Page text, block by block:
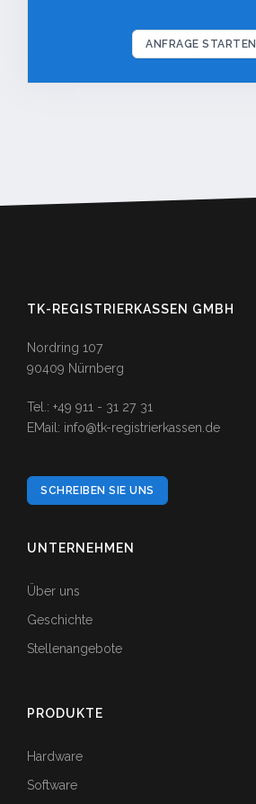
ANFRAGE STARTEN
TK-REGISTRIERKASSEN GMBH
Nordring 107
90409 Nürnberg
Tel.: +49 911 - 31 27 31
EMail: info@tk-registrierkassen.de
SCHREIBEN SIE UNS
UNTERNEHMEN
Über uns
Geschichte
Stellenangebote
PRODUKTE
Hardware
Software